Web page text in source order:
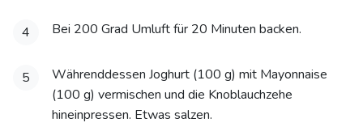
4 Bei 200 Grad Umluft für 20 Minuten backen.
5
Währenddessen Joghurt (100 g) mit Mayonnaise
(100 g) vermischen und die Knoblauchzehe
hineinpressen. Etwas salzen.